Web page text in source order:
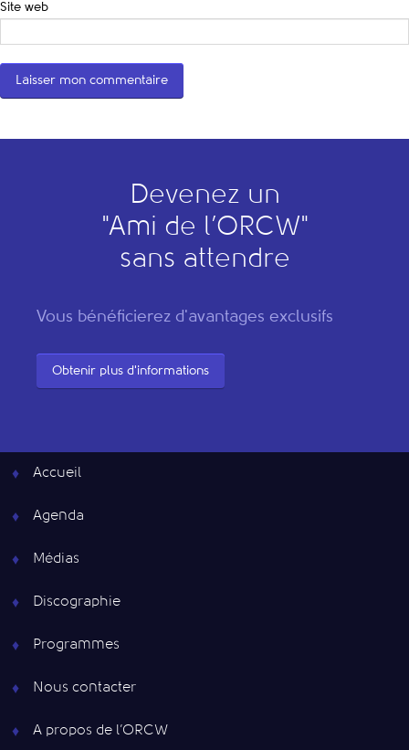
Site web
Devenez un
"Ami de l’ORCW"
sans attendre
Vous bénéficierez d'avantages exclusifs
Obtenir plus d'informations
Accueil
Agenda
Médias
Discographie
Programmes
Nous contacter
A propos de l’ORCW